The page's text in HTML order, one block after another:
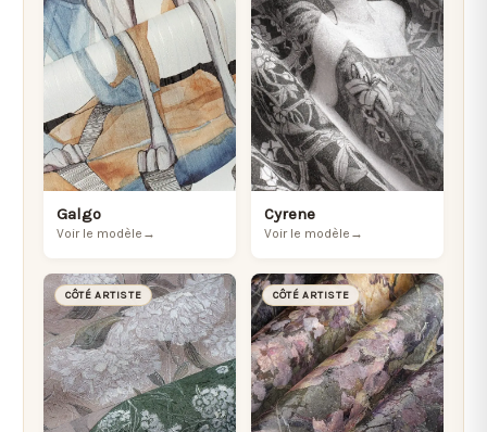
Galgo
Voir le modèle →
Cyrene
Voir le modèle →
CÔTÉ ARTISTE CÔTÉ ARTISTE